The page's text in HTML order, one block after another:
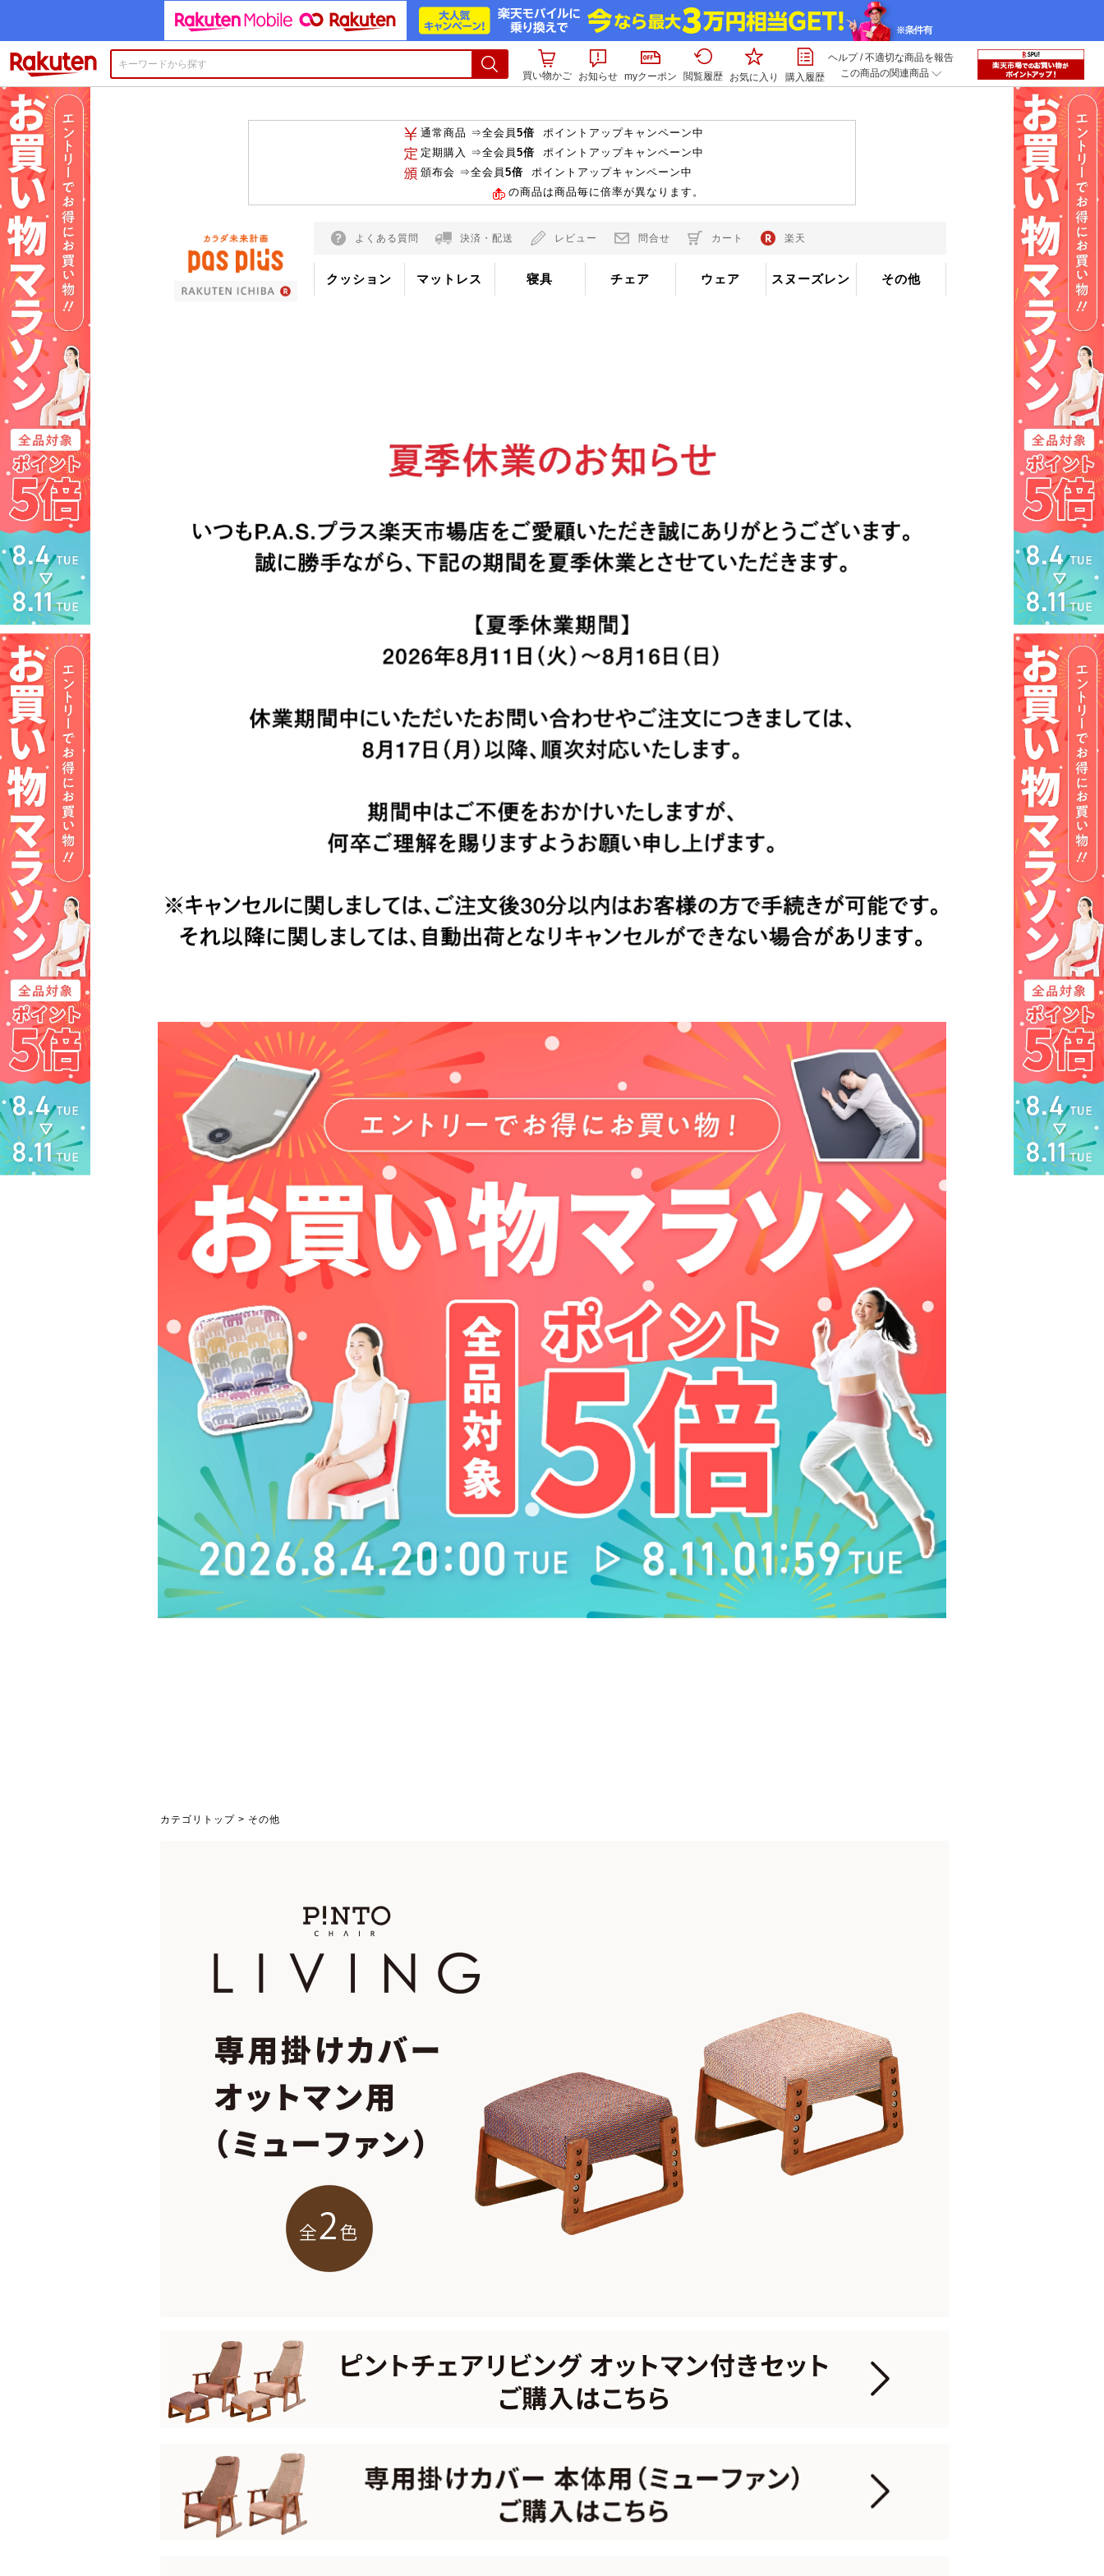
買い物かご
お知らせ myクーポン 閲覧履歴 お気に入り 購入履歴
ヘルプ/不適切な商品を報告
この商品の関連商品
通常商品 ⇒全会員 5倍 ポイントアップキャンペーン中
定期購入 ⇒全会員 5倍 ポイントアップキャンペーン中
頒布会 ⇒全会員 5倍 ポイントアップキャンペーン中
の商品は商品毎に倍率が異なります。
よくある質問 決済・配送 レビュー 問合せ カート 楽天
クッション マットレス 寝具 チェア ウェア スヌーズレン その他
カテゴリトップ> その他